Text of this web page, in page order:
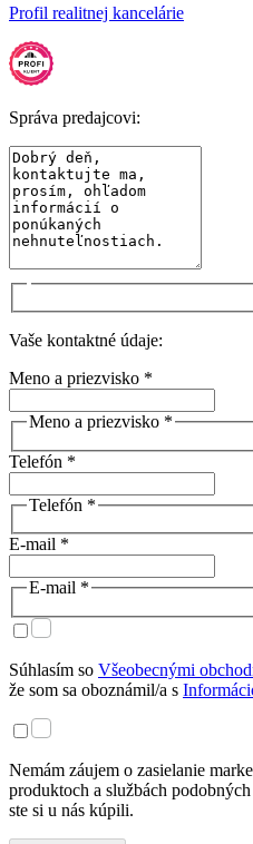
Profil realitnej kancelárie
Správa predajcovi:
Vaše kontaktné údaje:
Meno a priezvisko *
Meno a priezvisko *
Telefón *
Telefón *
E-mail *
E-mail *
Súhlasím so Všeobecnými
že som sa oboznámil/a s
Nemám záujem o zasielanie
produktoch a službách
ste si u nás kúpili.